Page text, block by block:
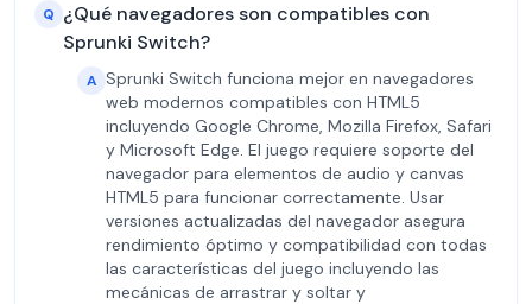
Q ¿Qué navegadores son compatibles con
Sprunki Switch?
A Sprunki Switch funciona mejor en navegadores
web modernos compatibles con HTML5
incluyendo Google Chrome, Mozilla Firefox, Safari
y Microsoft Edge. El juego requiere soporte del
navegador para elementos de audio y canvas
HTML5 para funcionar correctamente. Usar
versiones actualizadas del navegador asegura
rendimiento óptimo y compatibilidad con todas
las características del juego incluyendo las
mecánicas de arrastrar y soltar y